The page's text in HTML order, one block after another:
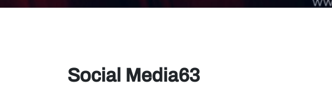
Social Media63